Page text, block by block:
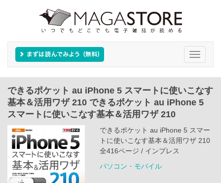
Toggle
できるポケット au iPhone 5 スマートに使いこなす
基本＆活用ワザ 210 できるポケット au iPhone 5
スマートに使いこなす基本＆活用ワザ 210
できるポケット au iPhone 5 スマー
トに使いこなす基本＆活用ワザ 210
全416ページ / インプレス
パソコン・モバイル